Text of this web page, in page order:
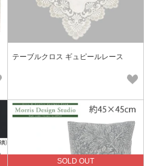
テーブルクロス ギュピールレース
SOLD OUT